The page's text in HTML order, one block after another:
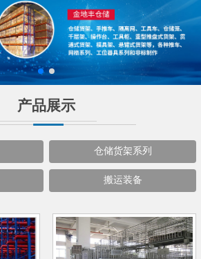
产品展示
仓储货架系列
搬运装备